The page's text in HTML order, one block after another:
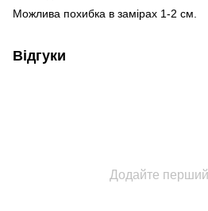
Можлива похибка в замірах 1-2 см.
Відгуки
Додайте перший